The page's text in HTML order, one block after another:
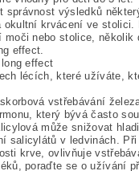
výsledků
krvácení ve stolici.
nebo stolice, několik
effect.
effect
lécích, které užíváte,
vstřebávání
který bývá často
může snižovat
salicylátů v ledvinách.
krve, ovlivňuje
poraďte se o užívání